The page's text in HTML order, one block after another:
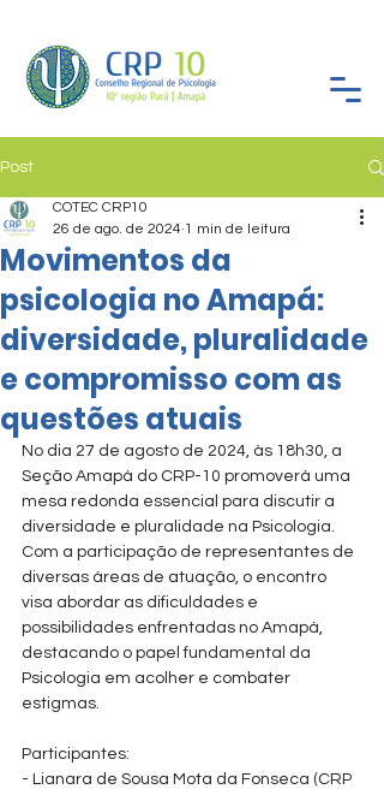
Post
Movimentos da
psicologia no Amapá:
diversidade, pluralidade
e compromisso com as
questões atuais
COTEC CRP10
26 de ago. de 2024 1 min de leitura
No dia 27 de agosto de 2024, às 18h30, a
Seção Amapá do CRP-10 promoverá uma
mesa redonda essencial para discutir a
diversidade e pluralidade na Psicologia.
Com a participação de representantes de
diversas áreas de atuação, o encontro
visa abordar as dificuldades e
possibilidades enfrentadas no Amapá,
destacando o papel fundamental da
Psicologia em acolher e combater
estigmas.
Participantes:
- Lianara de Sousa Mota da Fonseca (CRP